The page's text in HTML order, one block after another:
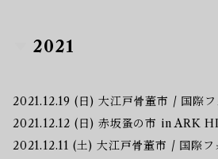
2021
2021.12.19 (日) 大江戸骨董市 / 国際フ
2021.12.12 (日) 赤坂蚤の市 in ARK
2021.12.11 (土) 大江戸骨董市 / 国際フ